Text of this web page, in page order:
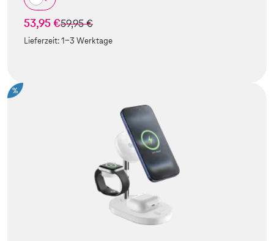
53,95 €statt
59,95 €
Lieferzeit:1-3 Werktage
%